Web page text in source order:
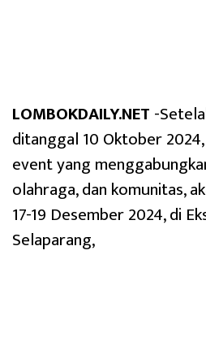
LOMBOKDAILY.NET -
ditanggal 10 Oktober
event yang
olahraga, dan komunitas,
17-19 Desember 2024, di
Selaparang,